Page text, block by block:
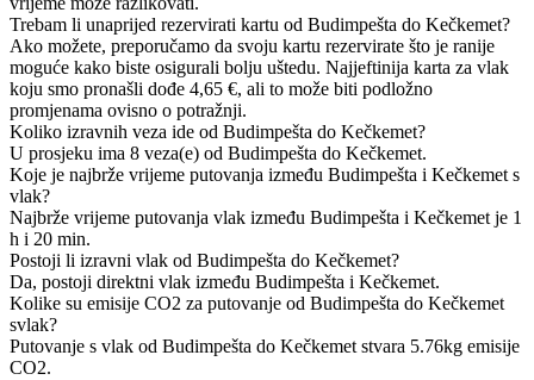
Trebam li unaprijed rezervirati kartu od Budimpešta do Kečkemet?
Ako možete, preporučamo da svoju kartu rezervirate što je ranije
moguće kako biste osigurali bolju uštedu. Najjeftinija karta za vlak
koju smo pronašli dođe 4,65 €, ali to može biti podložno
promjenama ovisno o potražnji.
Koliko izravnih veza ide od Budimpešta do Kečkemet?
U prosjeku ima 8 veza(e) od Budimpešta do Kečkemet.
Koje je najbrže vrijeme putovanja između Budimpešta i Kečkemet s
vlak?
Najbrže vrijeme putovanja vlak između Budimpešta i Kečkemet je 1
h i 20 min.
Postoji li izravni vlak od Budimpešta do Kečkemet?
Da, postoji direktni vlak između Budimpešta i Kečkemet.
Kolike su emisije CO2 za putovanje od Budimpešta do Kečkemet
svlak?
Putovanje s vlak od Budimpešta do Kečkemet stvara 5.76kg emisije
CO2.